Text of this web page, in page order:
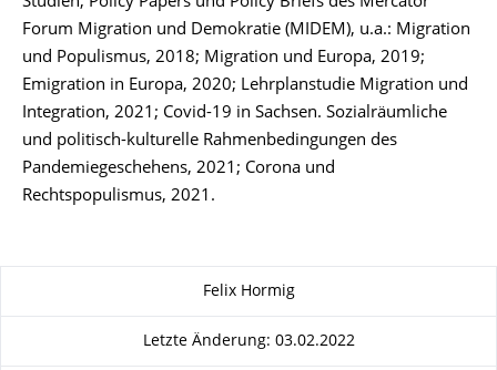
Forum Migration und Demokratie (MIDEM), u.a.: Migration
und Populismus, 2018; Migration und Europa, 2019;
Emigration in Europa, 2020; Lehrplanstudie Migration und
Integration, 2021; Covid-19 in Sachsen. Sozialräumliche
und politisch-kulturelle Rahmenbedingungen des
Pandemiegeschehens, 2021; Corona und
Rechtspopulismus, 2021.
Felix Hormig
Letzte Änderung: 03.02.2022